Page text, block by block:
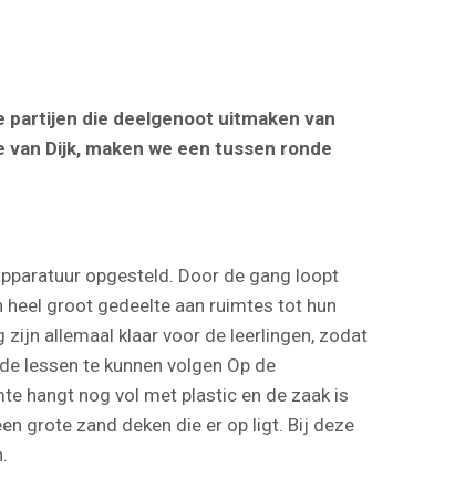
partijen die deelgenoot uitmaken van
Dijk, maken we een tussen ronde
opgesteld. Door de gang loopt
groot gedeelte aan ruimtes tot hun
allemaal klaar voor de leerlingen, zodat
lessen te kunnen volgen Op de
hangt nog vol met plastic en de zaak is
grote zand deken die er op ligt. Bij deze